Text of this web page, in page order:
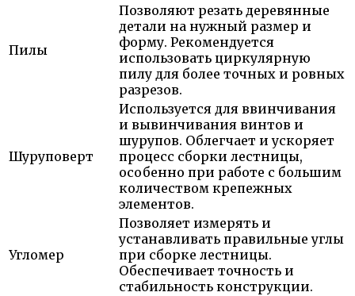
Пилы
Позволяют резать деревянные
детали на нужный размер и
форму. Рекомендуется
использовать циркулярную
пилу для более точных и ровных
разрезов.
Шуруповерт
Используется для ввинчивания
и вывинчивания винтов и
шурупов. Облегчает и ускоряет
процесс сборки лестницы,
особенно при работе с большим
количеством крепежных
элементов.
Угломер
Позволяет измерять и
устанавливать правильные углы
при сборке лестницы.
Обеспечивает точность и
стабильность конструкции.